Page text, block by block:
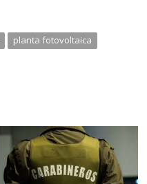
planta fotovoltaica